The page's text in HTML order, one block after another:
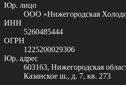
Юр. лицо
ООО «Нижегородская
ИНН
5260485444
ОГРН
1225200029306
Юр. адрес
603163, Нижегородская
Казанское ш., д. 7, кв. 273